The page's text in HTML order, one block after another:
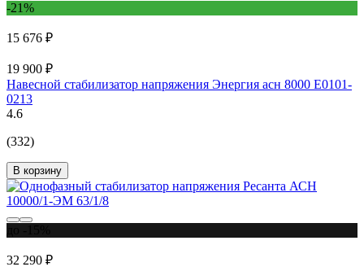
-21%
15 676 ₽
19 900 ₽
Навесной стабилизатор напряжения Энергия асн 8000 Е0101-
0213
4.6
(332)
В корзину
32 290 ₽